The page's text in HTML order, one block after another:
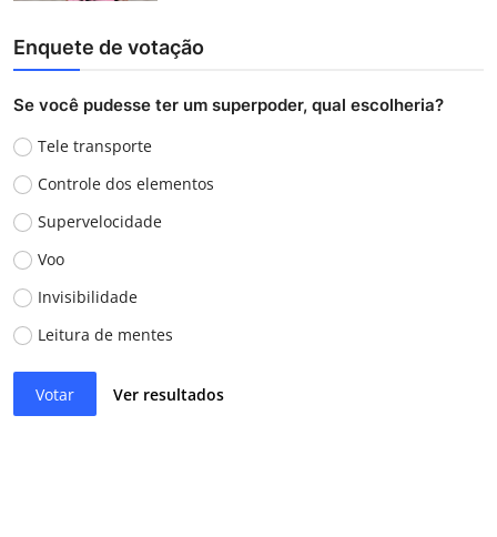
Enquete de votação
Se você pudesse ter um superpoder, qual escolheria?
Tele transporte
Controle dos elementos
Supervelocidade
Voo
Invisibilidade
Leitura de mentes
Votar Ver resultados